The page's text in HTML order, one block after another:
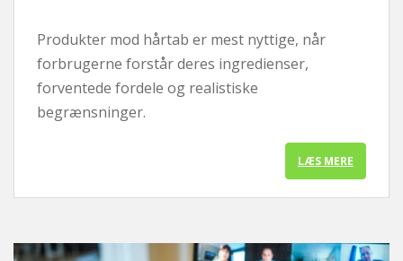
Produkter mod hårtab er mest nyttige, når
forbrugerne forstår deres ingredienser,
forventede fordele og realistiske
begrænsninger.
LÆS MERE